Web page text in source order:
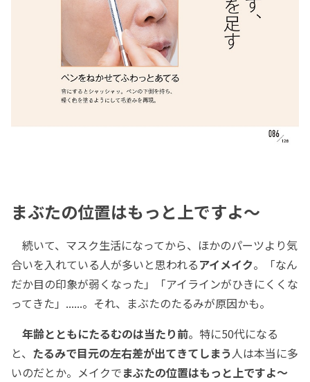
まぶたの位置はもっと上ですよ～
続いて、マスク生活になってから、ほかのパーツより気
合いを入れている人が多いと思われるアイメイク。「なん
だか目の印象が弱くなった」「アイラインがひきにくくな
ってきた」......。それ、まぶたのたるみが原因かも。
年齢とともにたるむのは当たり前。特に50代になる
と、 たるみで目元の左右差が出てきてしまう 人は本当に多
いのだとか。メイクでまぶたの位置はもっと上ですよ～